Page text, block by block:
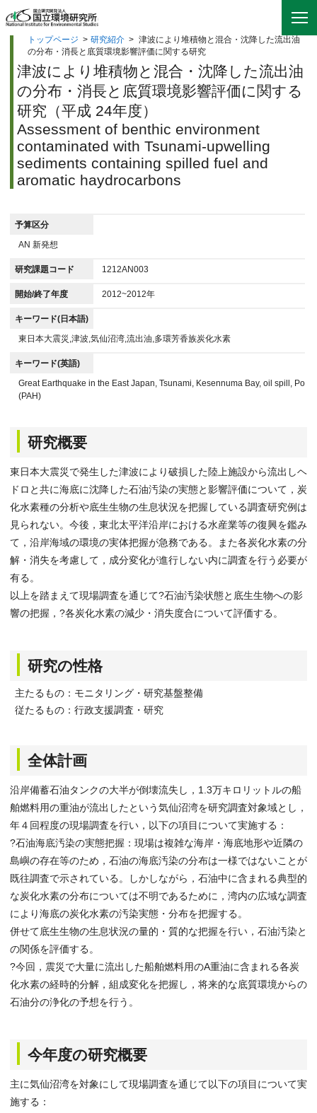
トップページ > 研究紹介 > 津波により堆積物と混合・沈降した流出油
の分布・消長と底質環境影響評価に関する研究
津波により堆積物と混合・沈降した流出油
の分布・消長と底質環境影響評価に関する
研究（平成 24年度）
Assessment of benthic environment
contaminated with Tsunami-upwelling
sediments containing spilled fuel and
aromatic haydrocarbons
予算区分
AN 新発想
研究課題コード 1212AN003
開始/終了年度 2012~2012年
キーワード(日本語)
東日本大震災,津波,気仙沼湾,流出油,多環芳香族炭化水素
キーワード(英語)
Great Earthquake in the East Japan, Tsunami, Kesennuma Bay, oil spill,
(PAH)
研究概要
東日本大震災で発生した津波により破損した陸上施設から流出しヘ
ドロと共に海底に沈降した石油汚染の実態と影響評価について，炭
化水素種の分析や底生生物の生息状況を把握している調査研究例は
見られない。今後，東北太平洋沿岸における水産業等の復興を鑑み
て，沿岸海域の環境の実体把握が急務である。また各炭化水素の分
解・消失を考慮して，成分変化が進行しない内に調査を行う必要が
有る。
以上を踏まえて現場調査を通じて?石油汚染状態と底生生物への影
響の把握，?各炭化水素の減少・消失度合について評価する。
研究の性格
主たるもの：モニタリング・研究基盤整備
従たるもの：行政支援調査・研究
全体計画
沿岸備蓄石油タンクの大半が倒壊流失し，1.3万キロリットルの船
舶燃料用の重油が流出したという気仙沼湾を研究調査対象域とし，
年４回程度の現場調査を行い，以下の項目について実施する：
?石油海底汚染の実態把握：現場は複雑な海岸・海底地形や近隣の
島嶼の存在等のため，石油の海底汚染の分布は一様ではないことが
既往調査で示されている。しかしながら，石油中に含まれる典型的
な炭化水素の分布については不明であるために，湾内の広域な調査
により海底の炭化水素の汚染実態・分布を把握する。
併せて底生生物の生息状況の量的・質的な把握を行い，石油汚染と
の関係を評価する。
?今回，震災で大量に流出した船舶燃料用のA重油に含まれる各炭
化水素の経時的分解，組成変化を把握し，将来的な底質環境からの
石油分の浄化の予想を行う。
今年度の研究概要
主に気仙沼湾を対象にして現場調査を通じて以下の項目について実
施する：